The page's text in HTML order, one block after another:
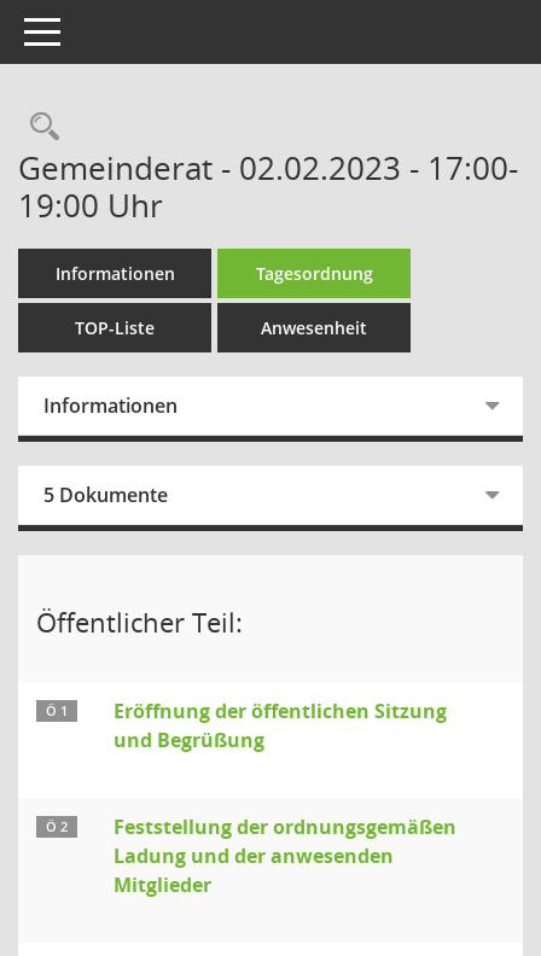
Toggle navigation
Rechercheauswahl
Gemeinderat - 02.02.2023 - 17:00-
19:00 Uhr
Informationen Tagesordnung
TOP-Liste Anwesenheit
Informationen
5 Dokumente
Öffentlicher Teil:
Ö 1
Eröffnung der öffentlichen Sitzung
und Begrüßung
Ö 2
Feststellung der ordnungsgemäßen
Ladung und der anwesenden
Mitglieder